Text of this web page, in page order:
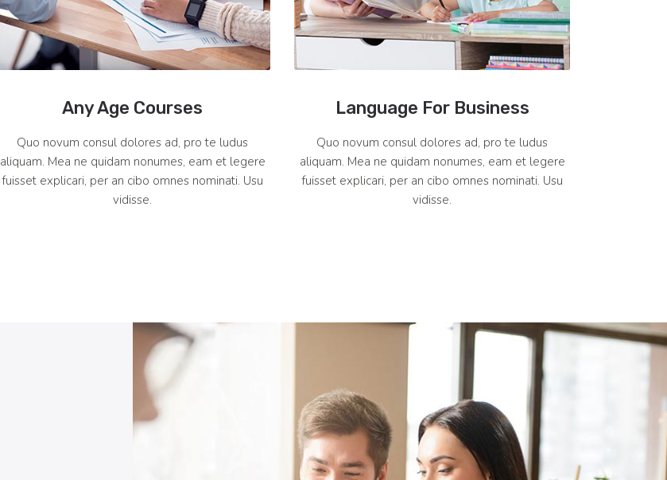
Any Age Courses
Quo novum consul dolores ad, pro te ludus
aliquam. Mea ne quidam nonumes, eam et legere
fuisset explicari, per an cibo omnes nominati. Usu
vidisse.
Language For Business
Quo novum consul dolores ad, pro te ludus
aliquam. Mea ne quidam nonumes, eam et legere
fuisset explicari, per an cibo omnes nominati. Usu
vidisse.